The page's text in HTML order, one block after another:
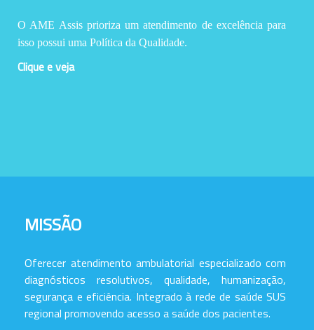
O AME Assis prioriza um atendimento de excelência para
isso possui uma Política da Qualidade.
Clique e veja
MISSÃO
Oferecer atendimento ambulatorial especializado com
diagnósticos resolutivos, qualidade, humanização,
segurança e eficiência. Integrado à rede de saúde SUS
regional promovendo acesso a saúde dos pacientes.